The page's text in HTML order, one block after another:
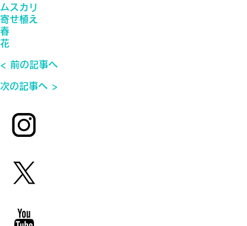
ムスカリ
寄せ植え
春
花
< 前の記事へ
次の記事へ >